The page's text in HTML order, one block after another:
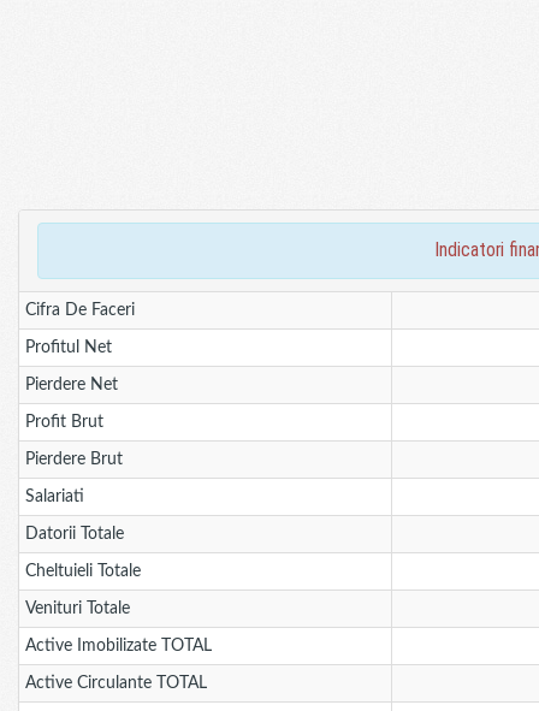
indicatori
Cifra De Faceri
Profitul Net
Pierdere Net
Profit Brut
Pierdere Brut
Salariati
Datorii Totale
Cheltuieli Totale
Venituri Totale
Active Imobilizate TOTAL
Active Circulante TOTAL